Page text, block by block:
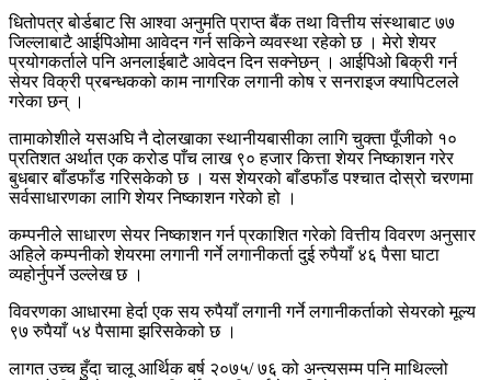
धितोपत्र बोर्डबाट सि आश्वा अनुमति प्राप्त बैंक तथा वित्तीय संस्थाबाट ७७
जिल्लाबाटै आईपिओमा आवेदन गर्न सकिने व्यवस्था रहेको छ । मेरो शेयर
प्रयोगकर्ताले पनि अनलाईबाटै आवेदन दिन सक्नेछन् । आईपिओ बिक्री गर्न
सेयर विक्री प्रबन्धकको काम नागरिक लगानी कोष र सनराइज क्यापिटलले
गरेका छन् ।
तामाकोशीले यसअघि नै दोलखाका स्थानीयबासीका लागि चुक्ता पूँजीको १०
प्रतिशत अर्थात एक करोड पाँच लाख ९० हजार कित्ता शेयर निष्काशन गरेर
बुधबार बाँडफाँड गरिसकेको छ । यस शेयरको बाँडफाँड पश्चात दोस्रो चरणमा
सर्वसाधारणका लागि शेयर निष्काशन गरेको हो ।
कम्पनीले साधारण सेयर निष्काशन गर्न प्रकाशित गरेको वित्तीय विवरण अनुसार
अहिले कम्पनीको शेयरमा लगानी गर्ने लगानीकर्ता दुई रुपैयाँ ४६ पैसा घाटा
व्यहोर्नुपर्ने उल्लेख छ ।
विवरणका आधारमा हेर्दा एक सय रुपैयाँ लगानी गर्ने लगानीकर्ताको सेयरको मूल्य
९७ रुपैयाँ ५४ पैसामा झरिसकेको छ ।
लागत उच्च हुँदा चालू आर्थिक बर्ष २०७५/ ७६ को अन्त्यसम्म पनि माथिल्लो